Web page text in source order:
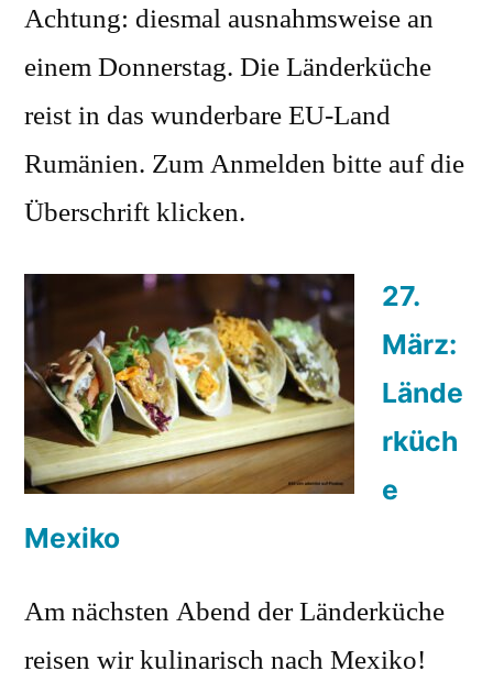
Achtung: diesmal ausnahmsweise an
einem Donnerstag. Die Länderküche
reist in das wunderbare EU-Land
Rumänien. Zum Anmelden bitte auf die
Überschrift klicken.
27.
März:
Lände
rküch
e
Mexiko
Am nächsten Abend der Länderküche
reisen wir kulinarisch nach Mexiko!